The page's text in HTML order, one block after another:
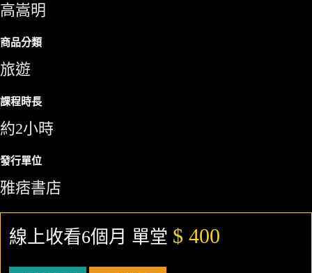
高嵩明
商品分類
旅遊
課程時長
約2小時
發行單位
雅痞書店
線上收看6個月 單堂 $ 400